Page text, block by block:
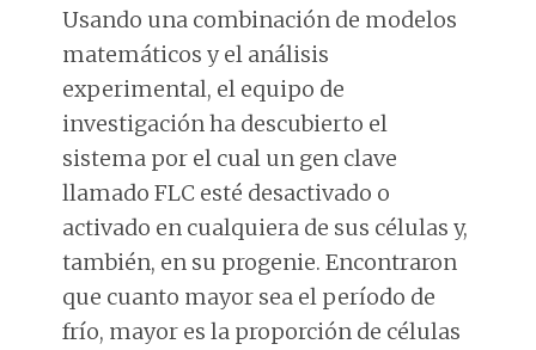
Usando una combinación de modelos
matemáticos y el análisis
experimental, el equipo de
investigación ha descubierto el
sistema por el cual un gen clave
llamado FLC esté desactivado o
activado en cualquiera de sus células y,
también, en su progenie. Encontraron
que cuanto mayor sea el período de
frío, mayor es la proporción de células